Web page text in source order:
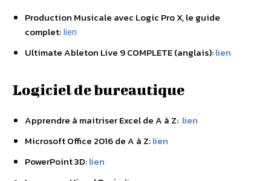
Production Musicale avec Logic Pro X, le guide
complet: lien
Ultimate Ableton Live 9 COMPLETE (anglais):lien
Logiciel de bureautique
Apprendre à maitriser Excel de A à Z: lien
Microsoft Office 2016 de A à Z:lien
PowerPoint 3D:lien